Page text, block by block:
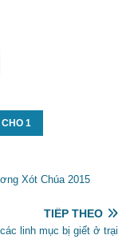
1
Xót Chúa 2015
TIẾP THEO
linh mục bị giết ở trại